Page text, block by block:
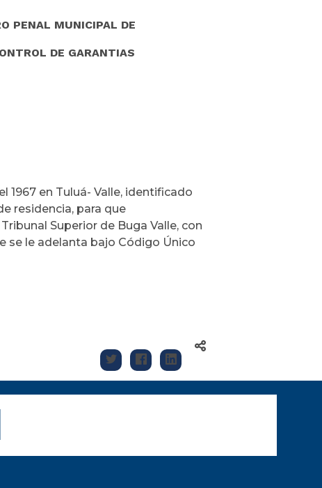
PENAL MUNICIPAL DE
DE GARANTIAS
1967 en Tuluá- Valle, identificado
residencia, para que
Superior de Buga Valle, con
se le adelanta bajo Código Único